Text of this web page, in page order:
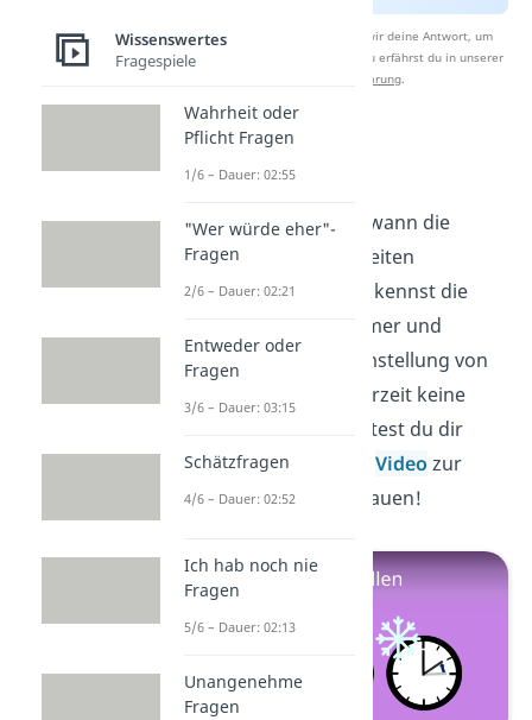
Nach Beantwortung speichern wir deine Antwort, um
Studyflix zu verbessern. Mehr dazu erfährst du in unserer
Datenschutzerklärung.
Uhr umstellen
Super! Jetzt weißt du, wann die
verschiedenen Tageszeiten
einzuordnen sind und kennst die
Unterschiede im Sommer und
Winter. Um bei der Umstellung von
Sommerzeit auf Winterzeit keine
Fehler zu machen, solltest du dir
unbedingt auch unserVideo zur
Uhrumstellung
anschauen!
Wissenswertes
Fragespiele
Wahrheit oder
Pflicht Fragen
1/6 – Dauer: 02:55
"Wer würde eher"-
Fragen
2/6 – Dauer: 02:21
Entweder oder
Fragen
3/6 – Dauer: 03:15
Schätzfragen
4/6 – Dauer: 02:52
Ich hab noch nie
Fragen
5/6 – Dauer: 02:13
Unangenehme
Fragen